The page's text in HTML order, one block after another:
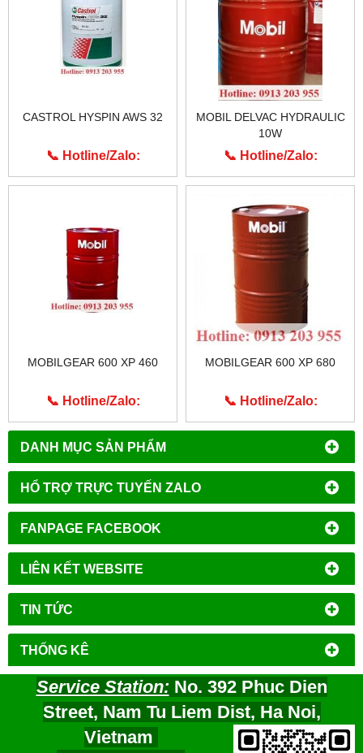
DANH MỤC SẢN PHẨM
HỔ TRỢ TRỰC TUYẾN ZALO
FANPAGE FACEBOOK
LIÊN KẾT WEBSITE
TIN TỨC
THỐNG KÊ
CASTROL HYSPIN AWS 32
📞 Hotline/Zalo:
0913.203.955
MOBIL DELVAC HYDRAULIC
10W
📞 Hotline/Zalo:
0913.203.955
MOBILGEAR 600 XP 460
📞 Hotline/Zalo:
0913.203.955
MOBILGEAR 600 XP 680
📞 Hotline/Zalo:
0913.203.955
Service Station:No. 392 Phuc Dien
Street, Nam Tu Liem Dist, Ha Noi,
Vietnam